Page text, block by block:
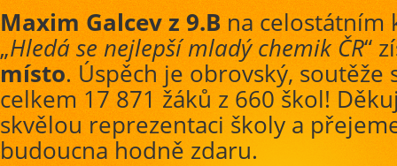
Maxim Galcev z 9.Bna celostátním
„Hledá se nejlepší mladý chemik ČR“
místo. Úspěch je obrovský, soutěže
celkem 17 871 žáků z 660 škol!
skvělou reprezentaci školy a
budoucna hodně zdaru.